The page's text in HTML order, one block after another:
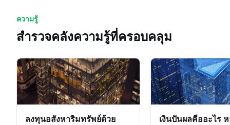
ความรู้
สำรวจคลังความรู้ที่ครอบคลุม
ลงทุนอสังหาริมทรัพย์ด้วย
เงินปันผลคืออะไร